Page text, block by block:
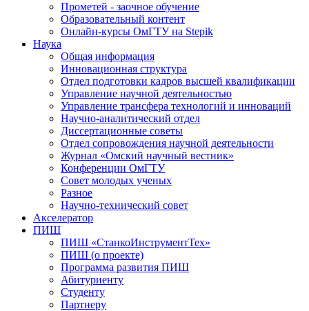
Прометей - заочное обучение
Образовательный контент
Онлайн-курсы ОмГТУ на Stepik
Наука
Общая информация
Инновационная структура
Отдел подготовки кадров высшей квалификации
Управление научной деятельностью
Управление трансфера технологий и инноваций
Научно-аналитический отдел
Диссертационные советы
Отдел сопровождения научной деятельности
Журнал «Омский научный вестник»
Конференции ОмГТУ
Совет молодых ученых
Разное
Научно-технический совет
Акселератор
ПИШ
ПИШ «СтанкоИнструментТех»
ПИШ (о проекте)
Программа развития ПИШ
Абитуриенту
Студенту
Партнеру